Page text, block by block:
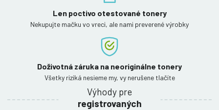
Len poctivo otestované tonery
Nekupujte mačku vo vreci, ale nami preverené výrobky
Doživotná záruka na neoriginálne tonery
Všetky riziká nesieme my, vy nerušene tlačíte
Výhody pre
registrovaných